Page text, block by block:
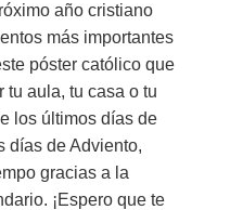
año cristiano
más importantes
póster católico que
tu aula, tu casa o tu
los últimos días de
días de Adviento,
gracias a la
¡Espero que te